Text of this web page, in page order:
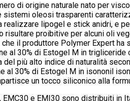
di origine naturale nato per
sistemi oleosi trasparenti
realizzare lipogel e stick anidri, e
risultare proibitive per alcuni oli
il produttore Polymer Expert
al 30% di Estogel M in
del più alto indice di naturalità
al 30% di Estogel M in isononil
un tocco siliconico alla
e EMI30 sono distribuiti in